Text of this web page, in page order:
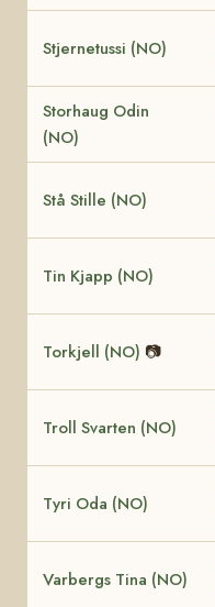
Stjernetussi (NO)
Storhaug Odin
(NO)
Stå Stille (NO)
Tin Kjapp (NO)
Torkjell (NO) 📷
Troll Svarten (NO)
Tyri Oda (NO)
Varbergs Tina (NO)